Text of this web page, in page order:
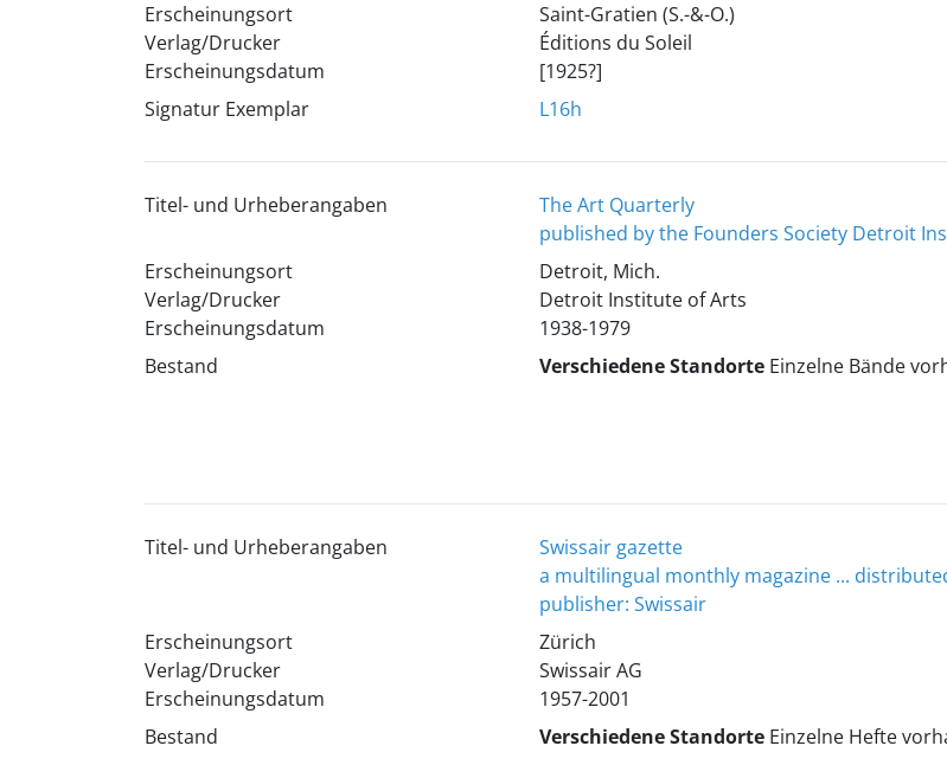
Erscheinungsort
Verlag/Drucker
Erscheinungsdatum
Saint-Gratien (S.-&-O.)
Éditions du Soleil
[1925?]
Signatur Exemplar
L16h
Titel- und Urheberangaben
The Art Quarterly
published by the Founders Society Detroit
Erscheinungsort
Verlag/Drucker
Erscheinungsdatum
Detroit, Mich.
Detroit Institute of Arts
1938-1979
Bestand
Verschiedene Standorte Einzelne Bände
Titel- und Urheberangaben
Swissair gazette
a multilingual monthly magazine ...
publisher: Swissair
Erscheinungsort
Verlag/Drucker
Erscheinungsdatum
Zürich
Swissair AG
1957-2001
Bestand
Verschiedene Standorte Einzelne Hefte